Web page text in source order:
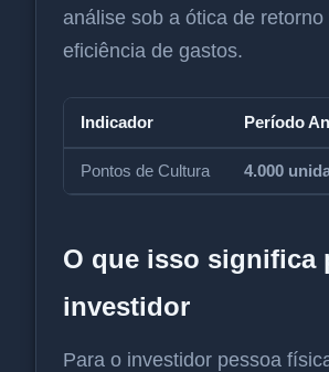
análise sob a ótica de retorno
eficiência de gastos.
Indicador Período
Pontos de Cultura 4.000
O que isso significa
investidor
Para o investidor pessoa